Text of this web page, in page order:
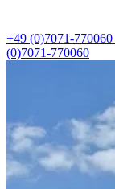
+49 (0)7071-770060
(0)7071-770060